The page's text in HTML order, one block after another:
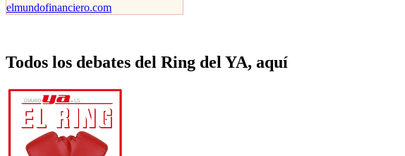
Todos los debates del Ring del YA, aquí